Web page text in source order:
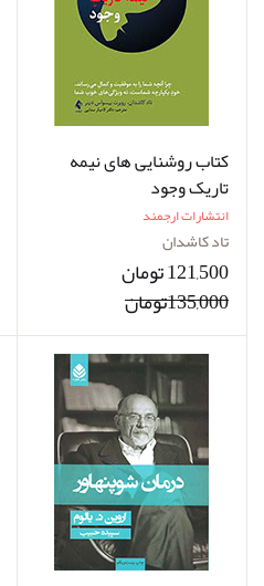
کتاب روشنایی های نیمه
تاریک وجود
انتشارات ارجمند
تاد کاشدان
121,500 تومان
135,000تومان